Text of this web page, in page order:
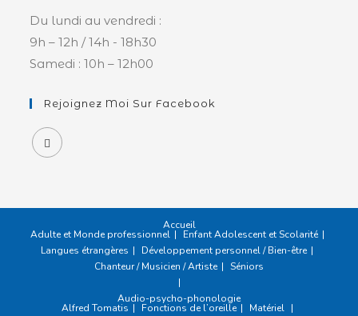
Du lundi au vendredi :
9h – 12h / 14h - 18h30
Samedi : 10h – 12h00
Rejoignez Moi Sur Facebook
Accueil
Adulte et Monde professionnel
Enfant Adolescent et Scolarité
Langues étrangères
Développement personnel / Bien-être
Chanteur / Musicien / Artiste
Séniors
Audio-psycho-phonologie
Alfred Tomatis Fonctions de l’oreille
Matériel